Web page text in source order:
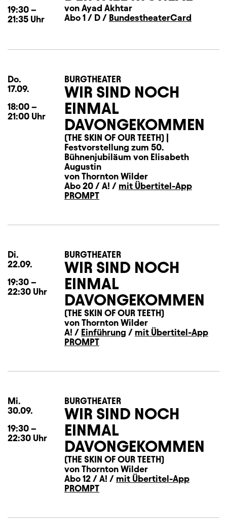
19:30 –
21:35 Uhr
von Ayad Akhtar
Abo 1 / D / BundestheaterCard
Do. Donnerstag
17.09.
18:00 –
21:00 Uhr
BURGTHEATER
WIR SIND NOCH
EINMAL
DAVONGEKOMMEN
(THE SKIN OF OUR TEETH) |
Festvorstellung zum 50.
Bühnenjubiläum von Elisabeth
Augustin
von Thornton Wilder
Abo 20 / A! / mit Übertitel-App
PROMPT
Di.
22.09.
19:30 –
22:30 Uhr
BURGTHEATER
WIR SIND NOCH
EINMAL
DAVONGEKOMMEN
(THE SKIN OF OUR TEETH)
von Thornton Wilder
A! / Einführung / mit Übertitel-App
PROMPT
Mi.
30.09.
19:30 –
22:30 Uhr
BURGTHEATER
WIR SIND NOCH
EINMAL
DAVONGEKOMMEN
(THE SKIN OF OUR TEETH)
von Thornton Wilder
Abo 12 / A! / mit Übertitel-App
PROMPT